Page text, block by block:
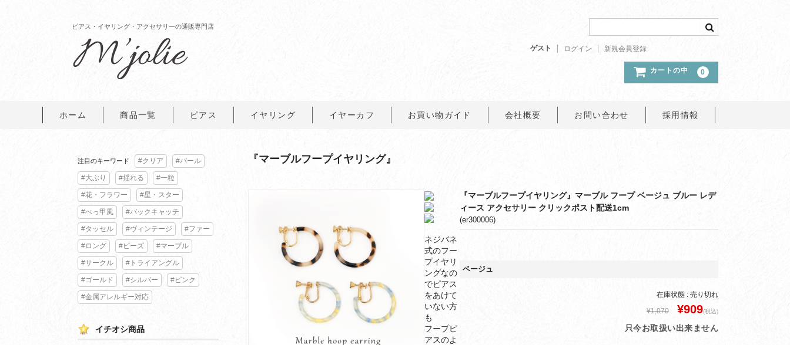
ピアス・イヤリング・アクセサリーの通販専門店
ゲスト ログイン 新規会員登録
カートの中 0
ホーム 商品一覧 ピアス イヤリング イヤーカフ お買い物ガイド 会社概要 お問い合わせ 採用情報
『マーブルフープイヤリング』
『マーブルフープイヤリング』マーブル フープ ベージュ ブルー レデ
ィース アクセサリー クリックポスト配送1cm
(er300006)
ベージュ
在庫状態 : 売り切れ
¥1,070 ¥909(税込)
只今お取扱い出来ません
ネジバネ
式のフー
プイヤリ
ングなの
でピアス
をあけて
いない方
も
フープピ
アスのよ
注目のキーワード #クリア #パール
#大ぶり #揺れる #一粒
#花・フラワー #星・スター
#べっ甲風 #バックキャッチ
#タッセル #ヴィンテージ #ファー
#ロング #ビーズ #マーブル
#サークル #トライアングル
#ゴールド #シルバー #ピンク
#金属アレルギー対応
イチオシ商品